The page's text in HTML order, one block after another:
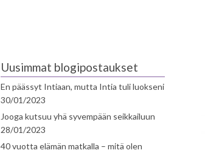
Uusimmat blogipostaukset
En päässyt Intiaan, mutta Intia tuli luokseni
30/01/2023
Jooga kutsuu yhä syvempään seikkailuun
28/01/2023
40 vuotta elämän matkalla – mitä olen